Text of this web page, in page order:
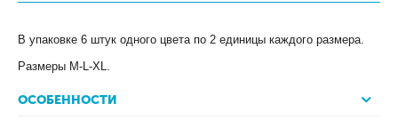
В упаковке 6 штук одного цвета по 2 единицы каждого размера.
Размеры M-L-XL.
ОСОБЕННОСТИ